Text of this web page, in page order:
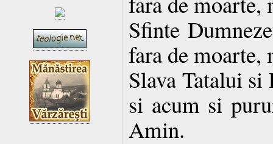
Sfinte
fara de moarte,
Slava Tatalui
si acum si
Amin.